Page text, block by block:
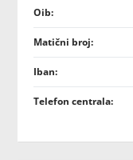
Oib:
Matični broj:
Iban:
Telefon centrala: